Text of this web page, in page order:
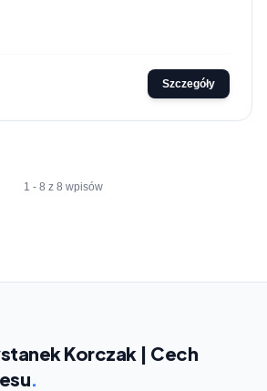
Szczegóły
1 - 8 z 8 wpisów
Korczak | Cech
.